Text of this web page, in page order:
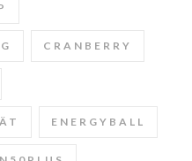
CRANBERRY
ENERGYBALL